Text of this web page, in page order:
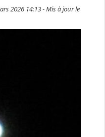
2026 14:13 - Mis à jour le